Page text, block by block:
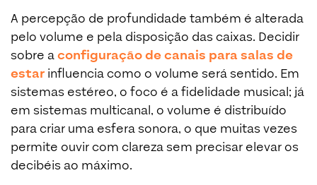
A percepção de profundidade também é alterada
pelo volume e pela disposição das caixas. Decidir
sobre aconfiguração de canais para salas de
estar influencia como o volume será sentido. Em
sistemas estéreo, o foco é a fidelidade musical; já
em sistemas multicanal, o volume é distribuído
para criar uma esfera sonora, o que muitas vezes
permite ouvir com clareza sem precisar elevar os
decibéis ao máximo.